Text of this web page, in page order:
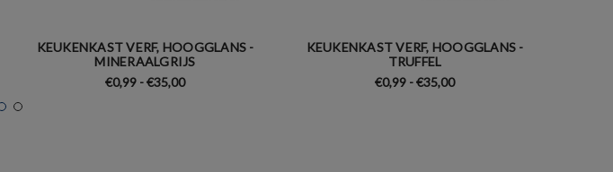
KEUKENKAST VERF, HOOGGLANS -
MINERAALGRIJS
€0,99 - €35,00
KEUKENKAST VERF, HOOGGLANS -
TRUFFEL
€0,99 - €35,00